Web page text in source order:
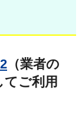
（業者の
ご利用